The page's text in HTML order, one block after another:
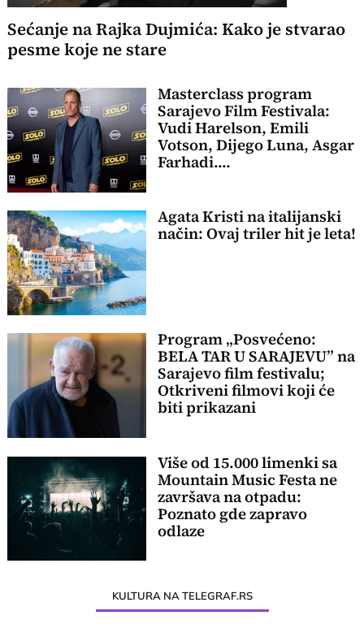
Sećanje na Rajka Dujmića: Kako je stvarao
pesme koje ne stare
Masterclass program
Sarajevo Film Festivala:
Vudi Harelson, Emili
Votson, Dijego Luna, Asgar
Farhadi....
Agata Kristi na italijanski
način: Ovaj triler hit je leta!
Program „Posvećeno:
BELA TAR U SARAJEVU” na
Sarajevo film festivalu;
Otkriveni filmovi koji će
biti prikazani
Više od 15.000 limenki sa
Mountain Music Festa ne
završava na otpadu:
Poznato gde zapravo
odlaze
KULTURA NA TELEGRAF.RS